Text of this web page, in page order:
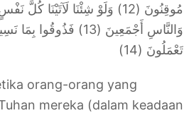
مُوقِنُونَ (12) وَلَوْ شِئْنَا
وَالنَّاسِ أَجْمَعِينَ (13)
تَعْمَلُونَ (14)
orang-orang yang
mereka (dalam keadaan